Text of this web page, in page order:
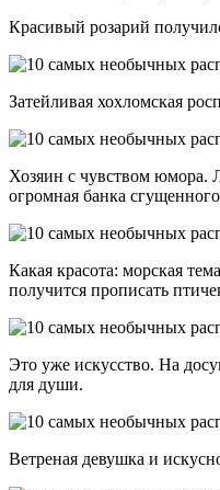
Красивый розарий
Затейливая хохломская
Хозяин с чувством юмора.
огромная банка
Какая красота: морская
получится прописать
Это уже искусство. На
для души.
Ветреная девушка и